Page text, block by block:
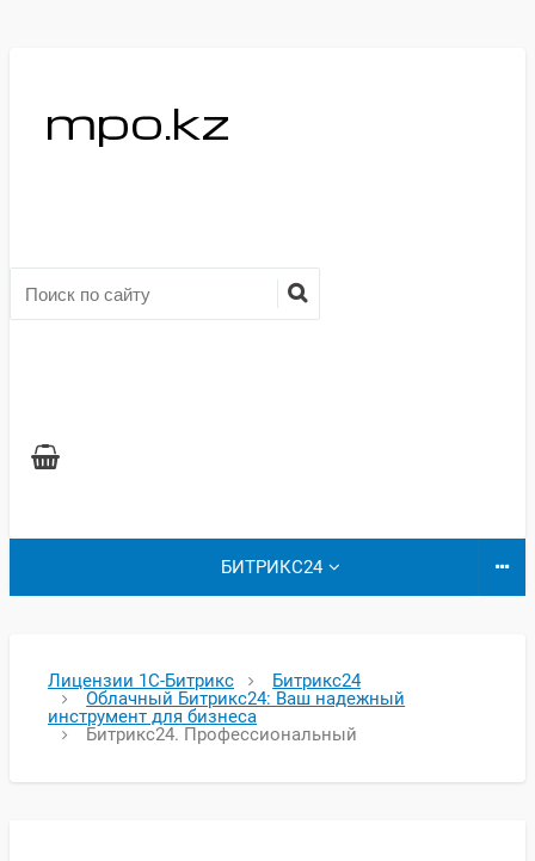
БИТРИКС24
Лицензии 1С-Битрикс
Битрикс24
Облачный Битрикс24: Ваш надежный
инструмент для бизнеса
Битрикс24. Профессиональный